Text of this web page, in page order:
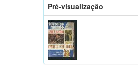
Pré-visualização